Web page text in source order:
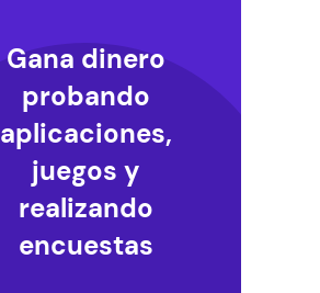
Gana dinero
probando
aplicaciones,
juegos y
realizando
encuestas